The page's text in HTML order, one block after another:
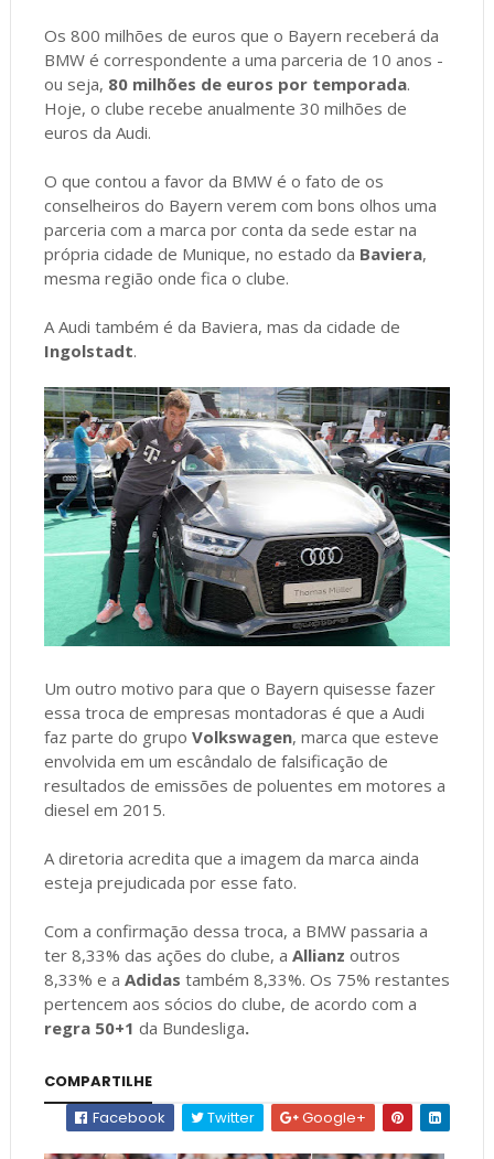
Os 800 milhões de euros que o Bayern receberá da
BMW é correspondente a uma parceria de 10 anos -
ou seja, 80 milhões de euros por temporada.
Hoje, o clube recebe anualmente 30 milhões de
euros da Audi.
O que contou a favor da BMW é o fato de os
conselheiros do Bayern verem com bons olhos uma
parceria com a marca por conta da sede estar na
própria cidade de Munique, no estado da Baviera,
mesma região onde fica o clube.
A Audi também é da Baviera, mas da cidade de
Ingolstadt.
Um outro motivo para que o Bayern quisesse fazer
essa troca de empresas montadoras é que a Audi
faz parte do grupo Volkswagen, marca que esteve
envolvida em um escândalo de falsificação de
resultados de emissões de poluentes em motores a
diesel em 2015.
A diretoria acredita que a imagem da marca ainda
esteja prejudicada por esse fato.
Com a confirmação dessa troca, a BMW passaria a
ter 8,33% das ações do clube, a Allianz outros
8,33% e a Adidas também 8,33%. Os 75% restantes
pertencem aos sócios do clube, de acordo com a
regra 50+1 da Bundesliga.
COMPARTILHE
Facebook
Twitter Google+